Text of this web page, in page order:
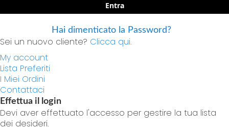
Entra
Hai dimenticato la Password?
Sei un nuovo cliente? Clicca qui.
My account
Lista Preferiti
I Miei Ordini
Contattaci
Effettua il login
Devi aver effettuato l'accesso per gestire la tua lista
dei desideri.